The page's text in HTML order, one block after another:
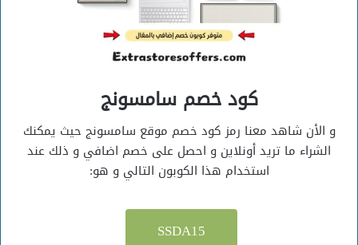
كود خصم سامسونج
و الأن شاهد معنا رمز كود خصم موقع سامسونج حيث يمكنك
الشراء ما تريد أونلاين و احصل على خصم اضافي و ذلك عند
استخدام هذا الكوبون التالي و هو:
SSDA15